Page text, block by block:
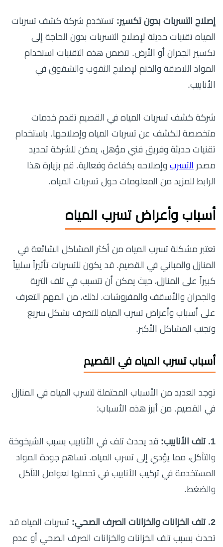
إصلاح التسربات بدون تكسير: تستخدم شركة كشف تسربات
المياه تقنيات حديثة لإصلاح التسربات بدون الحاجة إلى
تكسير الجدران أو الأرض. تتضمن هذه التقنيات استخدام
المواد اللاصقة والختم لإصلاح الثقوب والشقوق في
الأنابيب.
شركة كشف تسربات المياه في القصيم تقدم خدمات
متخصصة للكشف عن تسربات المياه وإصلاحها. باستخدام
تقنيات حديثة وفريق فني مؤهل، يمكن للشركة تحديد
مصدر التسرب وإصلاحه بكفاءة وفعالية. قم بزيارة هذا
الرابط للمزيد من المعلومات حول تسربات المياه.
أسباب وأعراض تسرب المياه
تعتبر مشكلة تسرب المياه من أكثر المشاكل الشائعة في
المنازل والمباني في القصيم. قد يكون للتسربات تأثيراً سلبياً
كبيراً على المنازل، حيث يمكن أن تتسبب في تلف التربة
والجدران والأسقف والمفروشات. لذلك، من المهم التعرف
على أسباب وأعراض تسرب المياه للتصرف بشكل سريع
وتجنب المشاكل الأكبر.
أسباب تسرب المياه في القصيم
توجد العديد من الأسباب المحتملة لتسرب المياه في المنازل
في القصيم. من أبرز هذه الأسباب:
1. تلف الأنابيب:
قد يحدث تلف في الأنابيب بسبب الشيخوخة
والتآكل، مما يؤدي إلى تسرب المياه. تساهم جودة المواد
المستخدمة في تركيب الأنابيب في تحملها لعوامل التآكل
والضغط.
2. تلف الخزانات والخزانات الصرف الصحي:
تسربات المياه قد
تحدث بسبب تلف الخزانات والخزانات الصرف الصحي أو عدم